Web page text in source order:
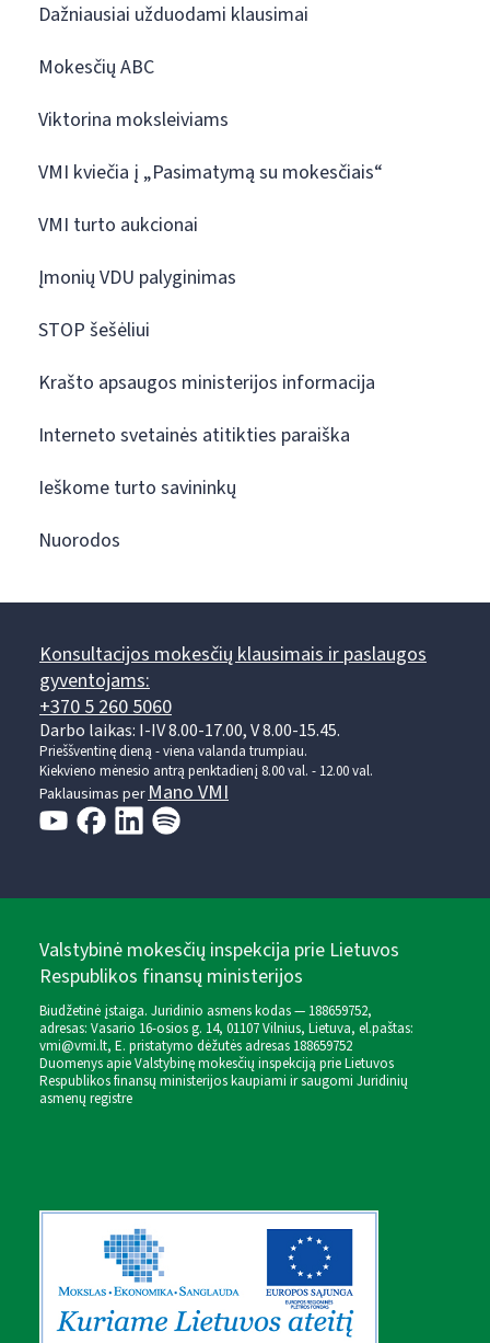
Dažniausiai užduodami klausimai
Mokesčių ABC
Viktorina moksleiviams
VMI kviečia į „Pasimatymą su mokesčiais“
VMI turto aukcionai
Įmonių VDU palyginimas
STOP šešėliui
Krašto apsaugos ministerijos informacija
Interneto svetainės atitikties paraiška
Ieškome turto savininkų
Nuorodos
Konsultacijos mokesčių klausimais ir paslaugos
gyventojams:
+370 5 260 5060
Darbo laikas: I-IV 8.00-17.00, V 8.00-15.45.
Prieššventinę dieną - viena valanda trumpiau.
Kiekvieno mėnesio antrą penktadienį 8.00 val. - 12.00 val.
Paklausimas perMano VMI
Valstybinė mokesčių inspekcija prie Lietuvos
Respublikos finansų ministerijos
Biudžetinė įstaiga. Juridinio asmens kodas — 188659752,
adresas: Vasario 16-osios g. 14, 01107 Vilnius, Lietuva, el.paštas:
vmi@vmi.lt, E. pristatymo dėžutės adresas 188659752
Duomenys apie Valstybinę mokesčių inspekciją prie Lietuvos
Respublikos finansų ministerijos kaupiami ir saugomi Juridinių
asmenų registre